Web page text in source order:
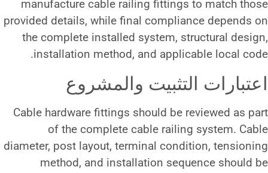
manufacture cable railing
provided details, while final
the complete installed
installation method, and
والمشروع
Cable hardware fittings should
of the complete cable
diameter, post layout, terminal
method, and installation